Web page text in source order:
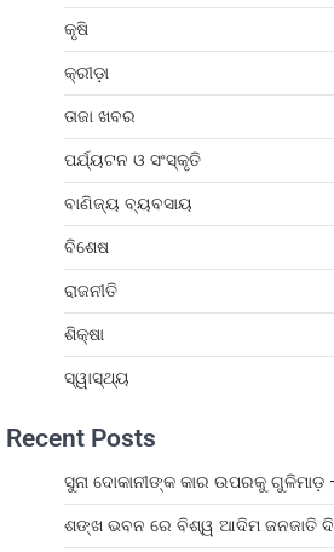
କୃଷି
କ୍ରୀଡ଼ା
ତାଜା ଖବର
ପର୍ଯ୍ୟଟନ ଓ ସଂସ୍କୃତି
ବାଣିଜ୍ୟ ବ୍ୟବସାୟ
ବିଶେଷ
ରାଜନୀତି
ଶିକ୍ଷା
ସ୍ୱାସ୍ଥ୍ୟ
Recent Posts
ସୁନା ଦୋକାନୀଙ୍କ କାର ଉପରକୁ ଗୁଳିମାଡ଼
ଶଙ୍ଖ ଭବନ ରେ ବିଶ୍ୱ ଆଦିମ ଜନଜାତି